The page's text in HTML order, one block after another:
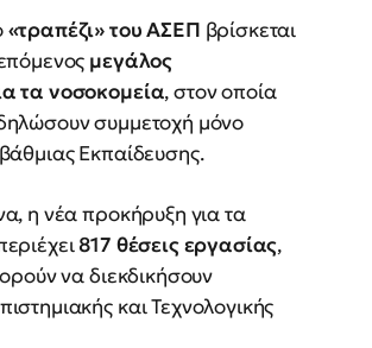
«τραπέζι» του ΑΣΕΠ βρίσκεται
μεγάλος
τα νοσοκομεία, στον οποία
συμμετοχή μόνο
Εκπαίδευσης.
η νέα προκήρυξη για τα
817 θέσεις εργασίας,
να διεκδικήσουν
και Τεχνολογικής